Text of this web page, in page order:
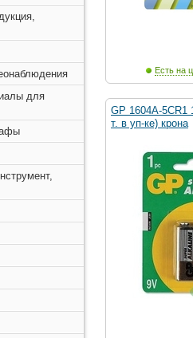
для
Есть на
GP 1604A-5CR1
т. в уп-ке) крона